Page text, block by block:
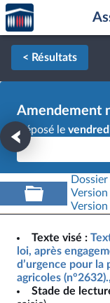
Aller au contenu
Aller en bas de la
Accèder
à la
page
d'accueil
< Résultats
Amendement
Déposé le
Version
Texte visé :
loi, après
d’urgence pour
agricoles
Stade de